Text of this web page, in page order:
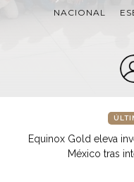
NACIONAL
Equinox Gold eleva
México tras